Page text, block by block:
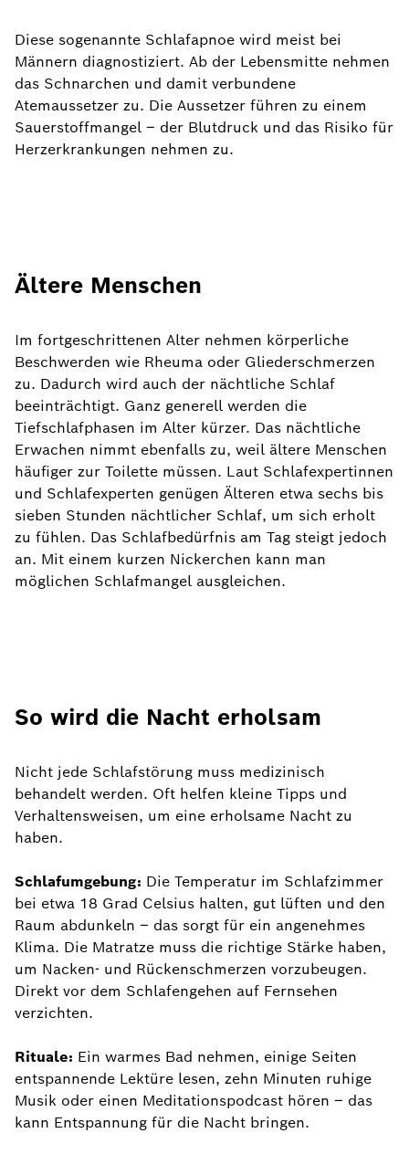
Diese sogenannte Schlafapnoe wird meist bei
Männern diagnostiziert. Ab der Lebensmitte nehmen
das Schnarchen und damit verbundene
Atemaussetzer zu. Die Aussetzer führen zu einem
Sauerstoffmangel – der Blutdruck und das Risiko für
Herzerkrankungen nehmen zu.
Ältere Menschen
Im fortgeschrittenen Alter nehmen körperliche
Beschwerden wie Rheuma oder Gliederschmerzen
zu. Dadurch wird auch der nächtliche Schlaf
beeinträchtigt. Ganz generell werden die
Tiefschlafphasen im Alter kürzer. Das nächtliche
Erwachen nimmt ebenfalls zu, weil ältere Menschen
häufiger zur Toilette müssen. Laut Schlafexpertinnen
und Schlafexperten genügen Älteren etwa sechs bis
sieben Stunden nächtlicher Schlaf, um sich erholt
zu fühlen. Das Schlafbedürfnis am Tag steigt jedoch
an. Mit einem kurzen Nickerchen kann man
möglichen Schlafmangel ausgleichen.
So wird die Nacht erholsam
Nicht jede Schlafstörung muss medizinisch
behandelt werden. Oft helfen kleine Tipps und
Verhaltensweisen, um eine erholsame Nacht zu
haben.
Schlafumgebung: Die Temperatur im Schlafzimmer
bei etwa 18 Grad Celsius halten, gut lüften und den
Raum abdunkeln – das sorgt für ein angenehmes
Klima. Die Matratze muss die richtige Stärke haben,
um Nacken- und Rückenschmerzen vorzubeugen.
Direkt vor dem Schlafengehen auf Fernsehen
verzichten.
Rituale: Ein warmes Bad nehmen, einige Seiten
entspannende Lektüre lesen, zehn Minuten ruhige
Musik oder einen Meditationspodcast hören – das
kann Entspannung für die Nacht bringen.